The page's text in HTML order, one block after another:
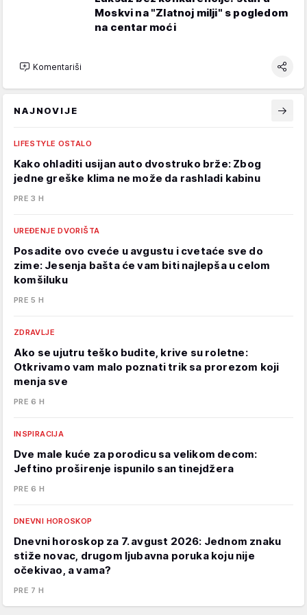
Moskvi na "Zlatnoj milji" s pogledom
na centar moći
Komentariši
NAJNOVIJE
LIFESTYLE OSTALO
Kako ohladiti usijan auto dvostruko brže: Zbog
jedne greške klima ne može da rashladi kabinu
PRE 3 H
UREĐENJE DVORIŠTA
Posadite ovo cveće u avgustu i cvetaće sve do
zime: Jesenja bašta će vam biti najlepša u celom
komšiluku
PRE 5 H
ZDRAVLJE
Ako se ujutru teško budite, krive su roletne:
Otkrivamo vam malo poznati trik sa prorezom koji
menja sve
PRE 6 H
INSPIRACIJA
Dve male kuće za porodicu sa velikom decom:
Jeftino proširenje ispunilo san tinejdžera
PRE 6 H
DNEVNI HOROSKOP
Dnevni horoskop za 7. avgust 2026: Jednom znaku
stiže novac, drugom ljubavna poruka koju nije
očekivao, a vama?
PRE 7 H